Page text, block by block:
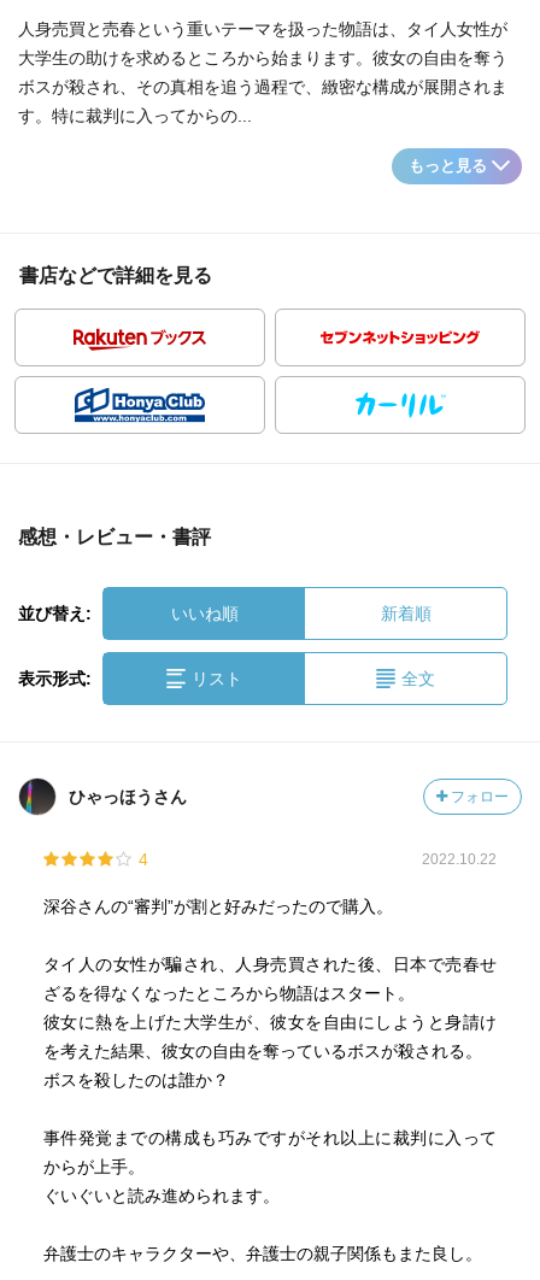
人身売買と売春という重いテーマを扱った物語は、タイ人女性が
大学生の助けを求めるところから始まります。彼女の自由を奪う
ボスが殺され、その真相を追う過程で、緻密な構成が展開されま
す。特に裁判に入ってからの...
もっと見る
書店などで詳細を見る
感想・レビュー・書評
並び替え: いいね順 新着順
表示形式: リスト 全文
ひゃっほうさん フォロー
4 2022.10.22
深谷さんの“審判”が割と好みだったので購入。
タイ人の女性が騙され、人身売買された後、日本で売春せ
ざるを得なくなったところから物語はスタート。
彼女に熱を上げた大学生が、彼女を自由にしようと身請け
を考えた結果、彼女の自由を奪っているボスが殺される。
ボスを殺したのは誰か？
事件発覚までの構成も巧みですがそれ以上に裁判に入って
からが上手。
ぐいぐいと読み進められます。
弁護士のキャラクターや、弁護士の親子関係もまた良し。